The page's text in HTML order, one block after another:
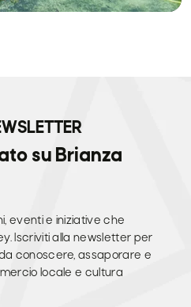
su Brianza
eventi e iniziative che
Iscriviti alla newsletter per
conoscere, assaporare e
locale e cultura